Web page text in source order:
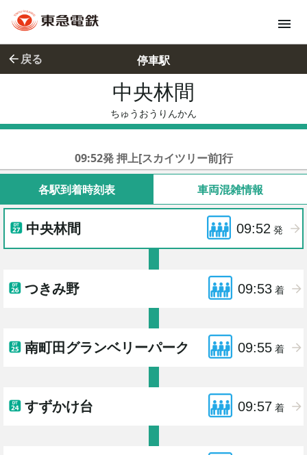
戻る 停車駅
中央林間
ちゅうおうりんかん
09:52発 押上[スカイツリー前]行
各駅到着時刻表 車両混雑情報
中央林間 09:52 発
つきみ野 09:53 着
南町田グランベリーパーク 09:55 着
すずかけ台 09:57 着